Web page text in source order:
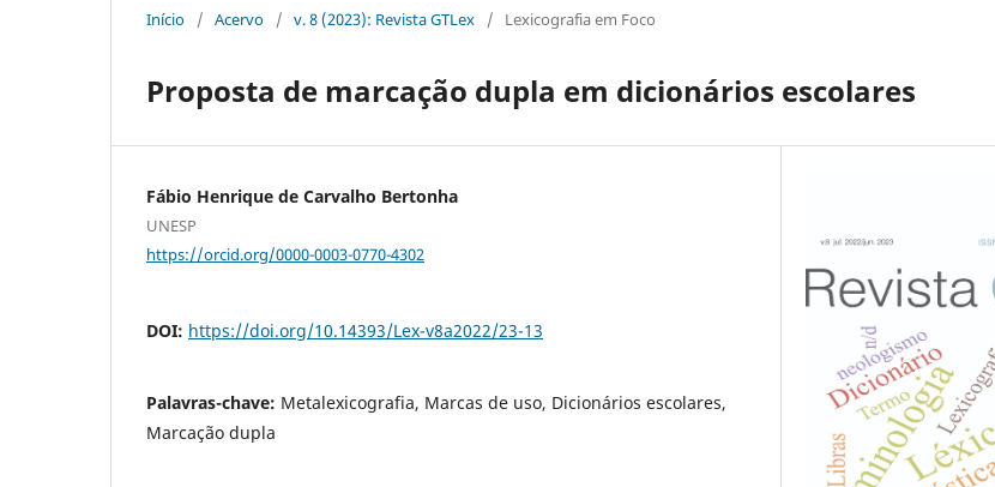
Início / Acervo / v. 8 (2023): Revista GTLex / Lexicografia em Foco
Proposta de marcação dupla em dicionários escolares
Fábio Henrique de Carvalho Bertonha
UNESP
https://orcid.org/0000-0003-0770-4302
DOI: https://doi.org/10.14393/Lex-v8a2022/23-13
Palavras-chave: Metalexicografia, Marcas de uso, Dicionários escolares,
Marcação dupla